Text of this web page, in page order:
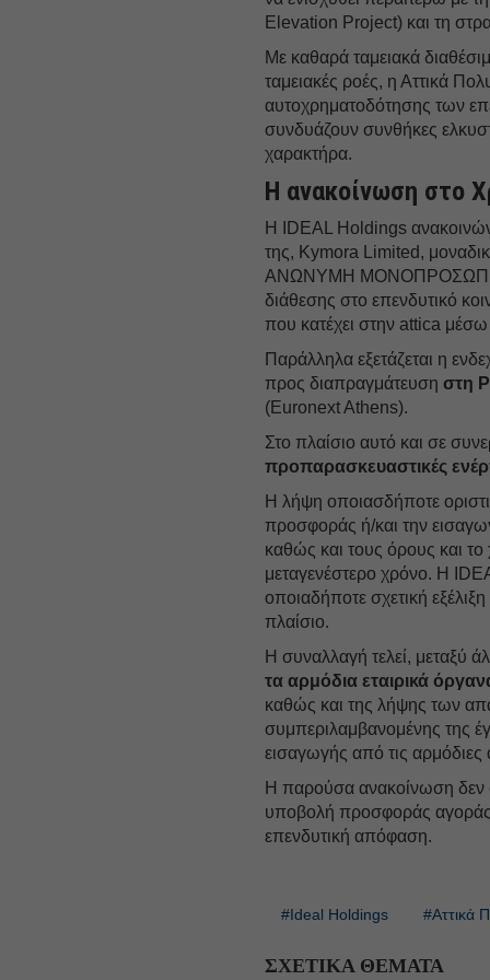
Elevation Project) και τη
Με καθαρά ταμειακά
ταμειακές ροές, η Αττικά
αυτοχρηματοδότησης των
συνδυάζουν συνθήκες
χαρακτήρα.
Η ανακοίνωση στο
Η IDEAL Holdings
της, Kymora Limited,
ΑΝΩΝΥΜΗ ΜΟΝΟΠΡΟΣΩΠΗ
διάθεσης στο επενδυτικό
που κατέχει στην attica
Παράλληλα εξετάζεται η
προς διαπραγμάτευσηστη
(Euronext Athens).
Στο πλαίσιο αυτό και σε
προπαρασκευαστικές
Η λήψη οποιασδήποτε
προσφοράς ή/και την
καθώς και τους όρους και
μεταγενέστερο χρόνο. Η
οποιαδήποτε σχετική
πλαίσιο.
Η συναλλαγή τελεί, μεταξύ
τα αρμόδια εταιρικά
καθώς και της λήψης των
συμπεριλαμβανομένης της
εισαγωγής από τις αρμόδιες
Η παρούσα ανακοίνωση
υποβολή προσφοράς
επενδυτική απόφαση.
#Ideal Holdings #Αττικά
ΣΧΕΤΙΚΑ ΘΕΜΑΤΑ